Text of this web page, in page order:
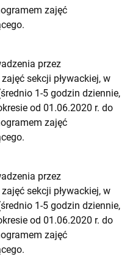
zajęć
przez
sekcji pływackiej, w
1-5 godzin dziennie,
od 01.06.2020 r. do
zajęć
przez
sekcji pływackiej, w
1-5 godzin dziennie,
od 01.06.2020 r. do
zajęć